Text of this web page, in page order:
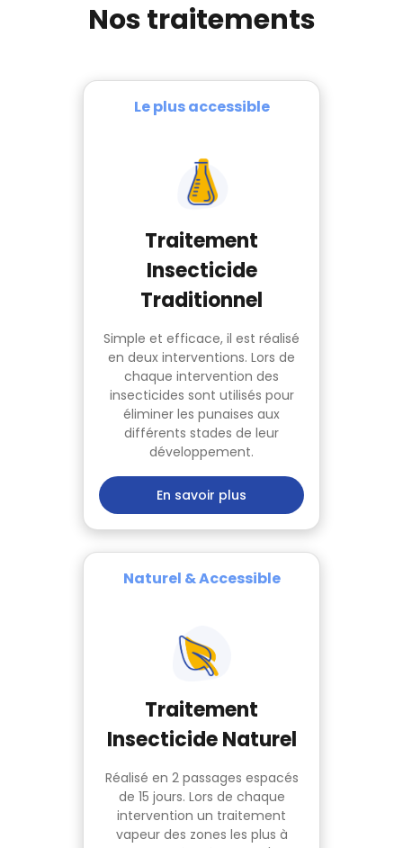
Nos traitements
Le plus accessible
Traitement
Insecticide
Traditionnel
Simple et efficace, il est réalisé
en deux interventions. Lors de
chaque intervention des
insecticides sont utilisés pour
éliminer les punaises aux
différents stades de leur
développement.
En savoir plus
Naturel & Accessible
Traitement
Insecticide Naturel
Réalisé en 2 passages espacés
de 15 jours. Lors de chaque
intervention un traitement
vapeur des zones les plus à